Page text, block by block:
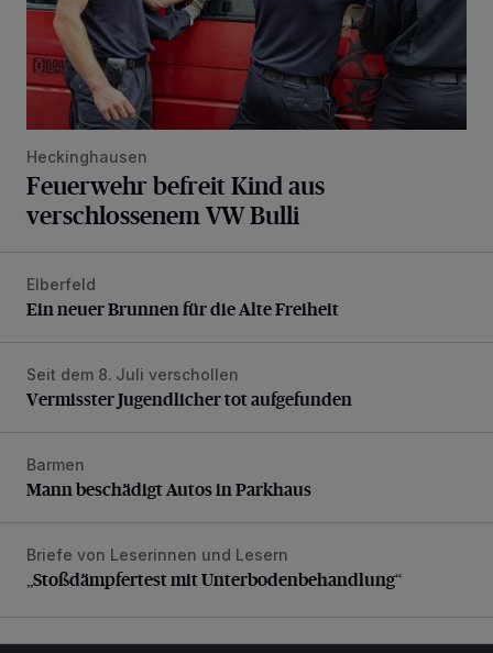
Heckinghausen
Feuerwehr befreit Kind aus
verschlossenem VW Bulli
Ein neuer Brunnen für die Alte Freiheit
Elberfeld
Ein neuer Brunnen für die Alte Freiheit
Vermisster Jugendlicher tot aufgefunden
Seit dem 8. Juli verschollen
Vermisster Jugendlicher tot aufgefunden
Mann beschädigt Autos in Parkhaus
Barmen
Mann beschädigt Autos in Parkhaus
„Stoßdämpfertest mit Unterbodenbehandlung“
Briefe von Leserinnen und Lesern
„Stoßdämpfertest mit Unterbodenbehandlung“